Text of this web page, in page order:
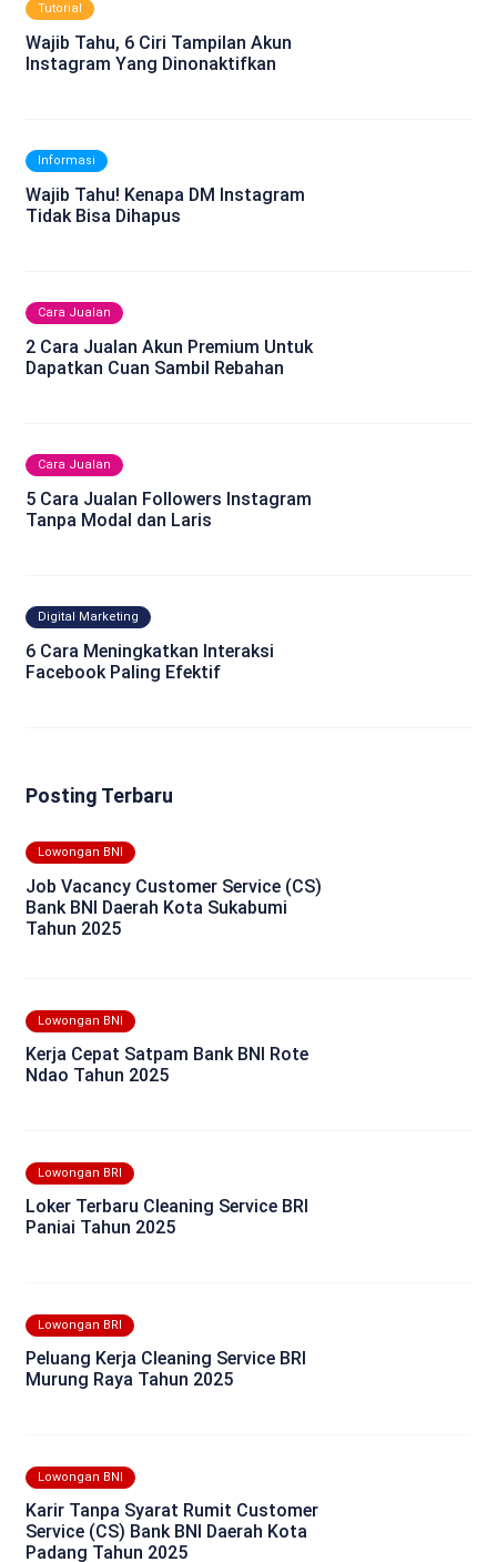
Tutorial
Wajib Tahu, 6 Ciri Tampilan Akun
Instagram Yang Dinonaktifkan
Informasi
Wajib Tahu! Kenapa DM Instagram
Tidak Bisa Dihapus
Cara Jualan
2 Cara Jualan Akun Premium Untuk
Dapatkan Cuan Sambil Rebahan
Cara Jualan
5 Cara Jualan Followers Instagram
Tanpa Modal dan Laris
Digital Marketing
6 Cara Meningkatkan Interaksi
Facebook Paling Efektif
Posting Terbaru
Lowongan BNI
Job Vacancy Customer Service (CS)
Bank BNI Daerah Kota Sukabumi
Tahun 2025
Lowongan BNI
Kerja Cepat Satpam Bank BNI Rote
Ndao Tahun 2025
Lowongan BRI
Loker Terbaru Cleaning Service BRI
Paniai Tahun 2025
Lowongan BRI
Peluang Kerja Cleaning Service BRI
Murung Raya Tahun 2025
Lowongan BNI
Karir Tanpa Syarat Rumit Customer
Service (CS) Bank BNI Daerah Kota
Padang Tahun 2025